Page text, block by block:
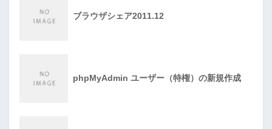
ブラウザシェア2011.12
phpMyAdmin ユーザー（特権）の新規作成